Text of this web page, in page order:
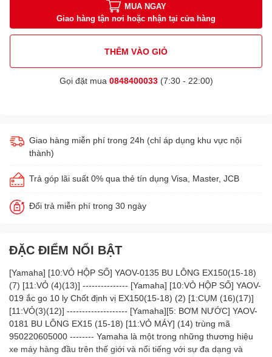
MUA NGAY
Giao hàng tận nơi hoặc nhận tại cửa hàng
THÊM VÀO GIỎ
Gọi đặt mua 0848400033(7:30 - 22:00)
Giao hàng miễn phí trong 24h (chỉ áp dụng khu vực nội
thành)
Trả góp lãi suất 0% qua thẻ tín dụng Visa, Master, JCB
Đổi trả miễn phí trong 30 ngày
ĐẶC ĐIỂM NỔI BẬT
[Yamaha] [10:VỎ HỘP SỐ] YAOV-0135 BU LÔNG EX150(15-18)
(7) [11:VỎ (4)(13)] --------------- [Yamaha] [10:VỎ HỘP SỐ] YAOV-
019 ắc go 10 ly Chốt định vị EX150(15-18) (2) [1:CỤM (16)(17)]
[11:VỎ(3)(12)] -------------------- [Yamaha][5: BƠM NƯỚC] YAOV-
0181 BU LÔNG EX15 (15-18) [11:VỎ MÁY] (14) trùng mã
950220605000 -------- Yamaha là một trong những thương hiệu
xe máy hàng đầu trên thế giới và nổi tiếng với sự đa dạng và